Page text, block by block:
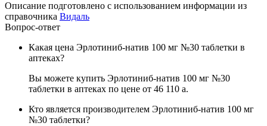
Описание подготовлено с использованием информации из
справочника Видаль
Вопрос-ответ
Какая цена Эрлотиниб-натив 100 мг №30 таблетки в
аптеках?
Вы можете купить Эрлотиниб-натив 100 мг №30
таблетки в аптеках по цене от 46 110 a.
Кто является производителем Эрлотиниб-натив 100 мг
№30 таблетки?